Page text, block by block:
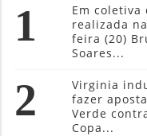
1
Em coletiva
realizada
feira (20)
Soares...
2
Virginia
fazer
Verde
Copa...